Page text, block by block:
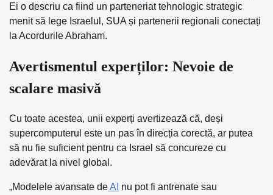
Ei o descriu ca fiind un parteneriat tehnologic strategic
menit să lege Israelul, SUA și partenerii regionali conectați
la Acordurile Abraham.
Avertismentul experților: Nevoie de
scalare masivă
Cu toate acestea, unii experți avertizează că, deși
supercomputerul este un pas în direcția corectă, ar putea
să nu fie suficient pentru ca Israel să concureze cu
adevărat la nivel global.
„Modelele avansate deAI nu pot fi antrenate sau